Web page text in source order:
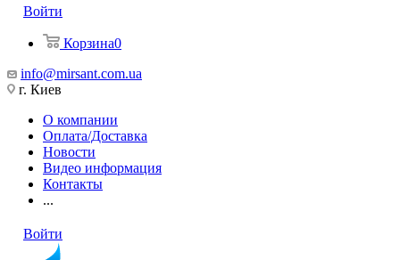
Войти
Корзина0
info@mirsant.com.ua
г. Киев
О компании
Оплата/Доставка
Новости
Видео информация
Контакты
...
Войти